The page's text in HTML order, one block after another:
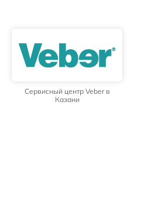
Сервисный центр Veber в
Казани